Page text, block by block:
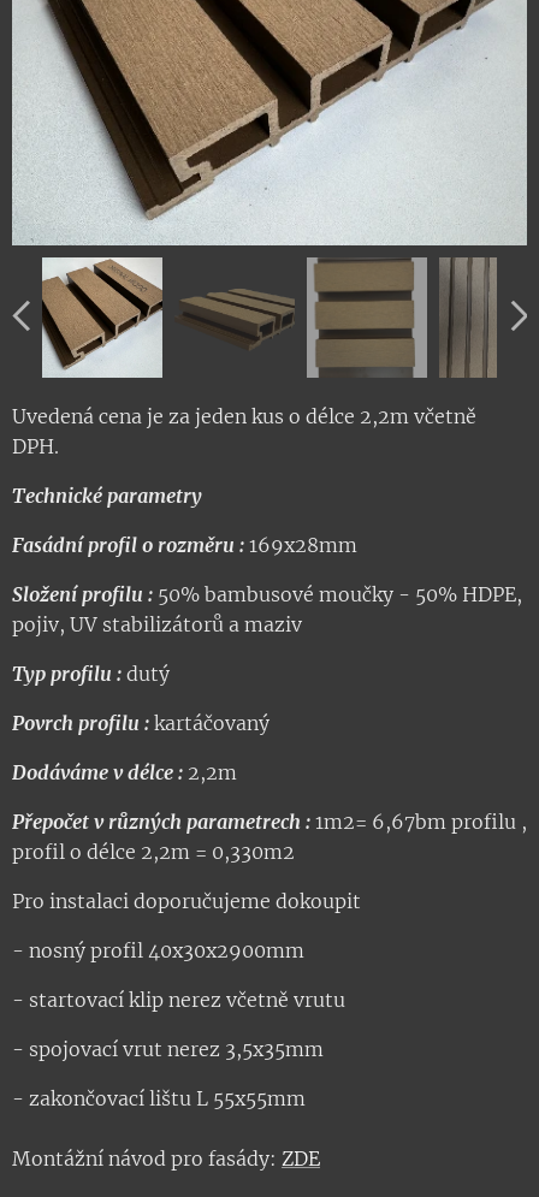
Uvedená cena je za jeden kus o délce 2,2m včetně
DPH.
Technické parametry
Fasádní profil o rozměru : 169x28mm
Složení profilu : 50% bambusové moučky - 50% HDPE,
pojiv, UV stabilizátorů a maziv
Typ profilu : dutý
Povrch profilu : kartáčovaný
Dodáváme v délce : 2,2m
Přepočet v různých parametrech : 1m2= 6,67bm profilu ,
profil o délce 2,2m = 0,330m2
Pro instalaci doporučujeme dokoupit
- nosný profil 40x30x2900mm
- startovací klip nerez včetně vrutu
- spojovací vrut nerez 3,5x35mm
- zakončovací lištu L 55x55mm
Montážní návod pro fasády: ZDE